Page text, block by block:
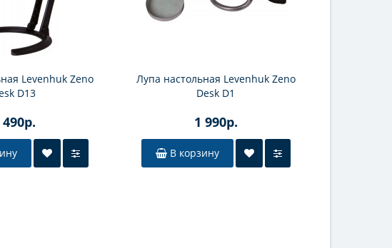
Levenhuk Zeno
D13
490р.
Лупа настольная Levenhuk Zeno
Desk D1
1 990р.
В корзину